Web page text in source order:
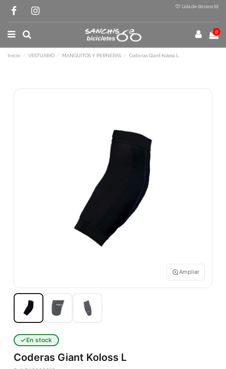
Lista de deseos (0)
0
Inicio VESTUARIO MANGUITOS Y PERNERAS Coderas Giant Koloss L
Ampliar
En stock
Coderas Giant Koloss L
Terminal de consulta○ Motor activo -Coderas Giant Koloss L